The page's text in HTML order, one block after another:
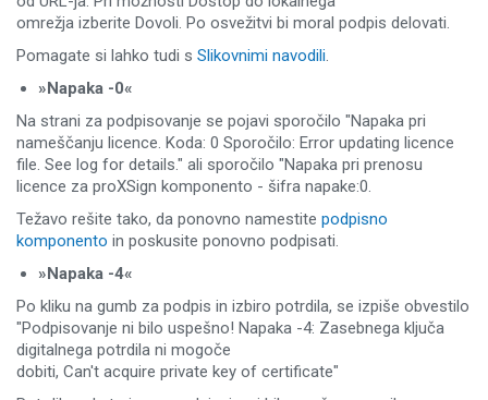
omrežja izberite Dovoli. Po osvežitvi bi moral podpis delovati.
Pomagate si lahko tudi s Slikovnimi navodili.
»Napaka -0«
Na strani za podpisovanje se pojavi sporočilo "Napaka pri
nameščanju licence. Koda: 0 Sporočilo: Error updating licence
file. See log for details." ali sporočilo "Napaka pri prenosu
licence za proXSign komponento - šifra napake:0.
Težavo rešite tako, da ponovno namestite podpisno
komponento in poskusite ponovno podpisati.
»Napaka -4«
Po kliku na gumb za podpis in izbiro potrdila, se izpiše obvestilo
"Podpisovanje ni bilo uspešno! Napaka -4: Zasebnega ključa
digitalnega potrdila ni mogoče
dobiti, Can't acquire private key of certificate"